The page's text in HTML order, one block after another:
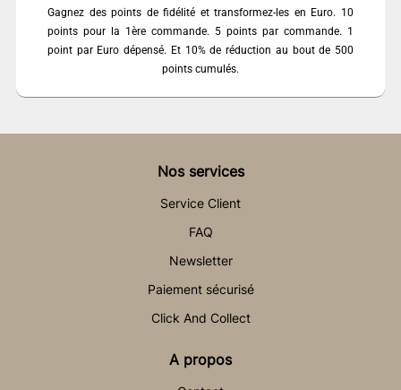
Gagnez des points de fidélité et transformez-les en Euro. 10
points pour la 1ère commande. 5 points par commande. 1
point par Euro dépensé. Et 10% de réduction au bout de 500
points cumulés.
Nos services
Service Client
FAQ
Newsletter
Paiement sécurisé
Click And Collect
A propos